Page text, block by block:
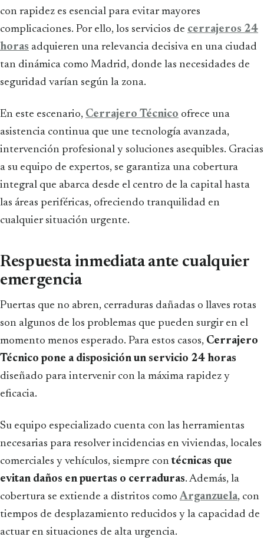
con rapidez es esencial para evitar mayores
complicaciones. Por ello, los servicios de cerrajeros 24
horas adquieren una relevancia decisiva en una ciudad
tan dinámica como Madrid, donde las necesidades de
seguridad varían según la zona.
En este escenario, Cerrajero Técnico ofrece una
asistencia continua que une tecnología avanzada,
intervención profesional y soluciones asequibles. Gracias
a su equipo de expertos, se garantiza una cobertura
integral que abarca desde el centro de la capital hasta
las áreas periféricas, ofreciendo tranquilidad en
cualquier situación urgente.
Respuesta inmediata ante cualquier
emergencia
Puertas que no abren, cerraduras dañadas o llaves rotas
son algunos de los problemas que pueden surgir en el
momento menos esperado. Para estos casos, Cerrajero
Técnico pone a disposición un servicio 24 horas
diseñado para intervenir con la máxima rapidez y
eficacia.
Su equipo especializado cuenta con las herramientas
necesarias para resolver incidencias en viviendas, locales
comerciales y vehículos, siempre contécnicas que
evitan daños en puertas o cerraduras. Además, la
cobertura se extiende a distritos comoArganzuela, con
tiempos de desplazamiento reducidos y la capacidad de
actuar en situaciones de alta urgencia.